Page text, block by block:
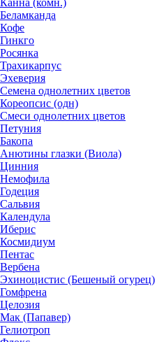
Канна (комн.)
Беламканда
Кофе
Гинкго
Росянка
Трахикарпус
Эхеверия
Семена однолетних цветов
Кореопсис (одн)
Смеси однолетних цветов
Петуния
Бакопа
Анютины глазки (Виола)
Цинния
Немофила
Годеция
Сальвия
Календула
Иберис
Космидиум
Пентас
Вербена
Эхиноцистис (Бешеный огурец)
Гомфрена
Целозия
Мак (Папавер)
Гелиотроп